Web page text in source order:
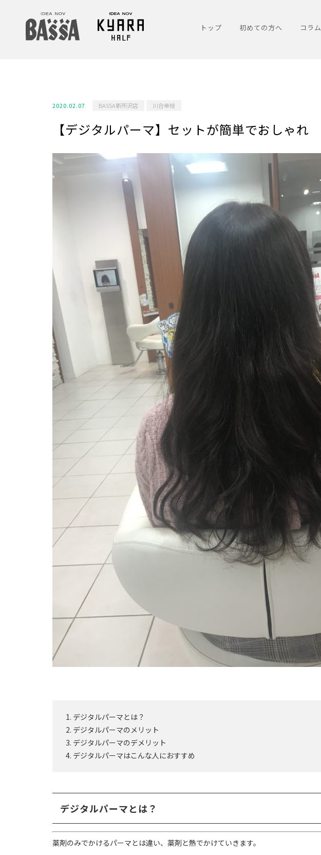
トップ 初めての方へ コラム
2020.02.07 BASSA新所沢店 川合幸枝
【デジタルパーマ】セットが簡単でおしゃれ
デジタルパーマとは？
デジタルパーマのメリット
デジタルパーマのデメリット
デジタルパーマはこんな人におすすめ
デジタルパーマとは？
薬剤のみでかけるパーマとは違い、薬剤と熱でかけていきます。